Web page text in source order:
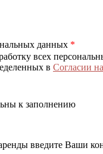
данных *
всех
в Согласии
к заполнению
введите Ваши